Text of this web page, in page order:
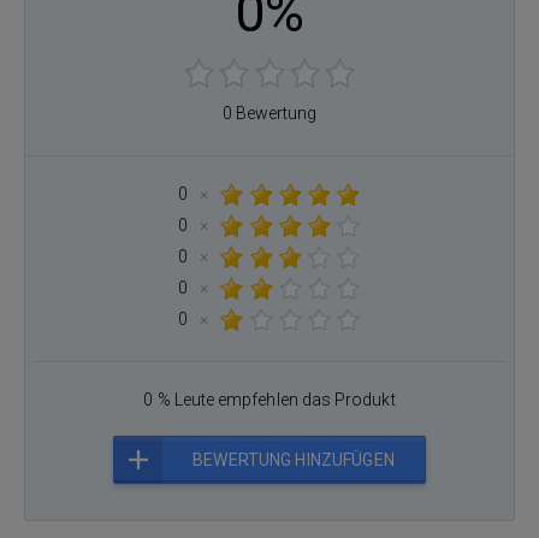
0 Bewertung
0
×
0
×
0
×
0
×
0
×
0 % Leute empfehlen das Produkt
BEWERTUNG HINZUFÜGEN